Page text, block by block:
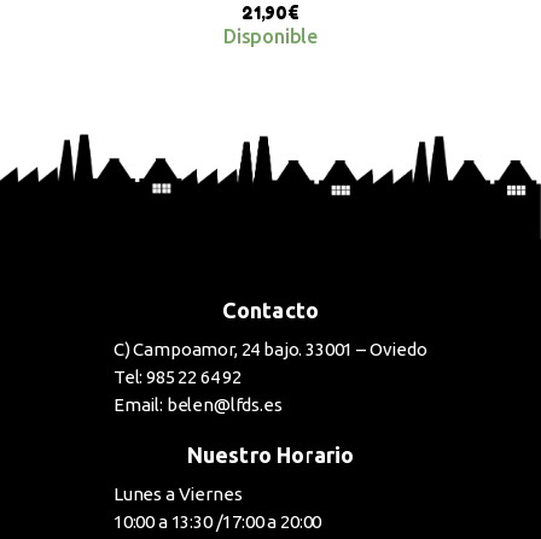
21,90€
Disponible
Contacto
C) Campoamor, 24 bajo. 33001 – Oviedo
Tel: 985 22 64 92
Email: belen@lfds.es
Nuestro Horario
Lunes a Viernes
10:00 a 13:30 /17:00 a 20:00